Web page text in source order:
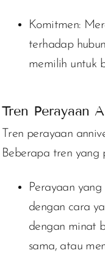
Komitmen:
terhadap
memilih untuk
Tren Perayaan
Tren perayaan
Beberapa tren yang
Perayaan yang
dengan cara
dengan minat
sama, atau